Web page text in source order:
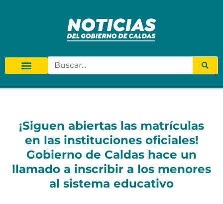
¡Siguen abiertas las matrículas
en las instituciones oficiales!
Gobierno de Caldas hace un
llamado a inscribir a los menores
al sistema educativo